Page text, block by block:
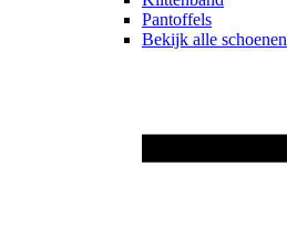
Pantoffels
Bekijk alle schoenen